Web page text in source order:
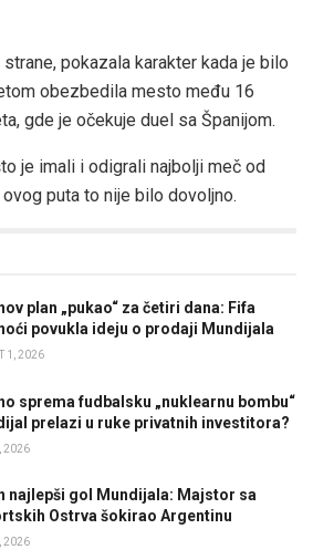
pokazala karakter kada je bilo
obezbedila mesto među 16
gde je očekuje duel sa Španijom.
je imali i odigrali najbolji meč od
puta to nije bilo dovoljno.
plan „pukao“ za četiri dana: Fifa
povukla ideju o prodaji Mundijala
1, 2026
sprema fudbalsku „nuklearnu bombu“
prelazi u ruke privatnih investitora?
2026
najlepši gol Mundijala: Majstor sa
Ostrva šokirao Argentinu
2026